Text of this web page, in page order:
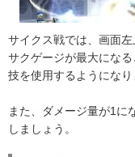
サイクス戦では、画面
サクゲージが最大にな
技を使用するようになり
また、ダメージ量が1に
しましょう。